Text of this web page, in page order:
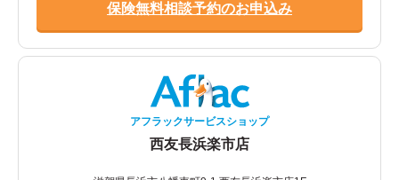
保険無料相談予約のお申込み
アフラックサービスショップ
西友長浜楽市店